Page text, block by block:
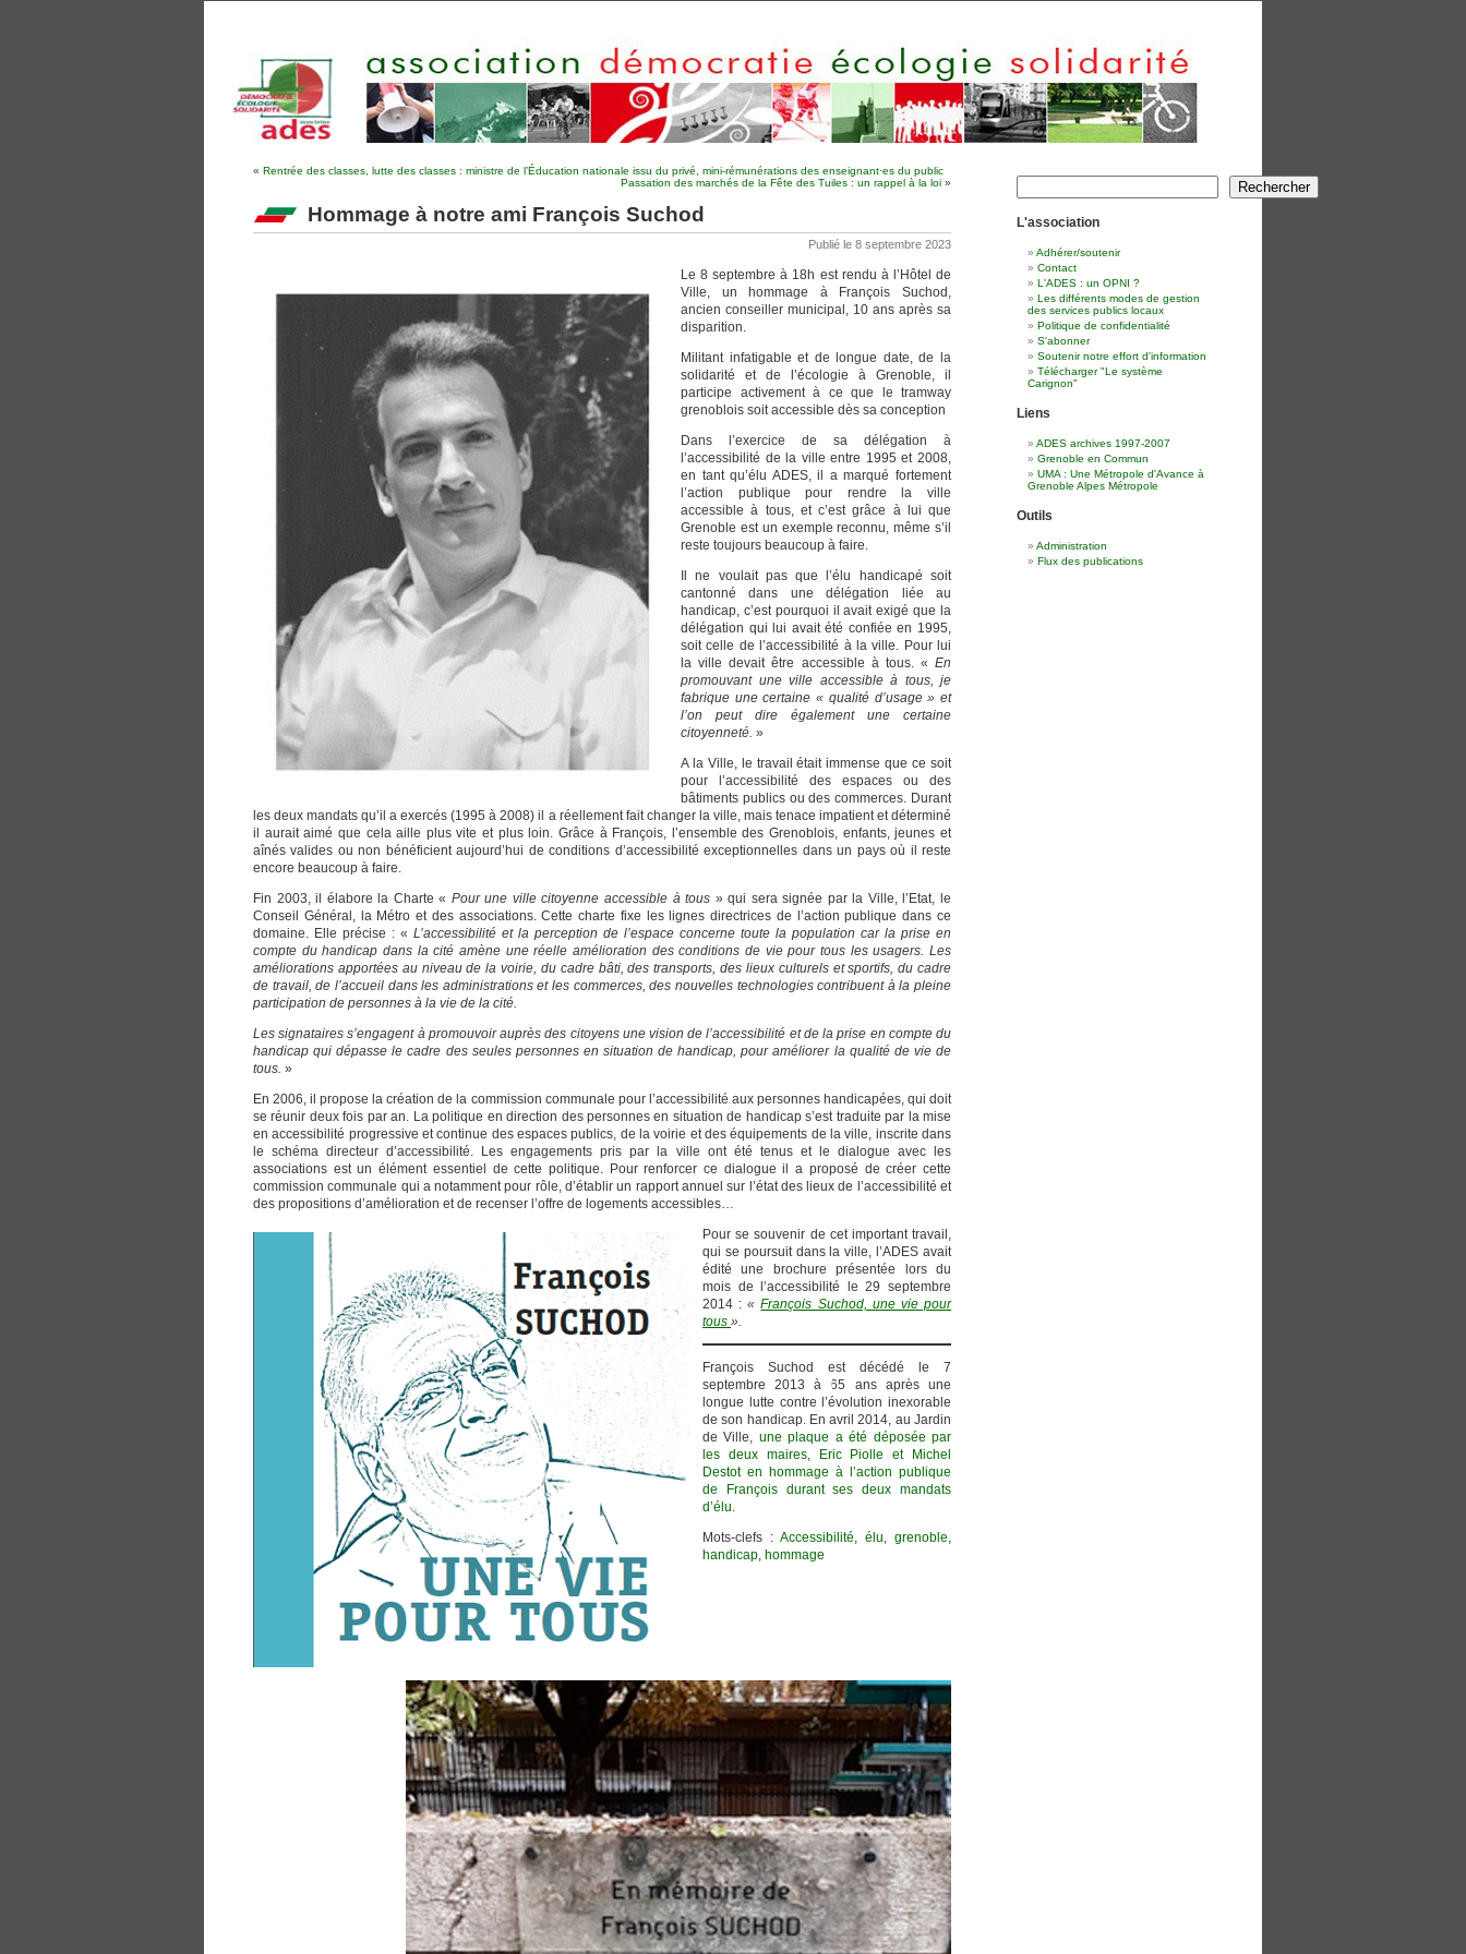
« Rentrée des classes, lutte des classes : ministre de l’Éducation nationale issu du privé, mini-rémunérations des enseignant·es du public
Passation des marchés de la Fête des Tuiles : un rappel à la loi »
Hommage à notre ami François Suchod
Publié le 8 septembre 2023
Le 8 septembre à 18h est rendu à l’Hôtel de
Ville, un hommage à François Suchod,
ancien conseiller municipal, 10 ans après sa
disparition.
Militant infatigable et de longue date, de la
solidarité et de l’écologie à Grenoble, il
participe activement à ce que le tramway
grenoblois soit accessible dès sa conception
Dans l’exercice de sa délégation à
l’accessibilité de la ville entre 1995 et 2008,
en tant qu’élu ADES, il a marqué fortement
l’action publique pour rendre la ville
accessible à tous, et c’est grâce à lui que
Grenoble est un exemple reconnu, même s’il
reste toujours beaucoup à faire.
Il ne voulait pas que l’élu handicapé soit
cantonné dans une délégation liée au
handicap, c’est pourquoi il avait exigé que la
délégation qui lui avait été confiée en 1995,
soit celle de l’accessibilité à la ville. Pour lui
la ville devait être accessible à tous. « En
promouvant une ville accessible à tous, je
fabrique une certaine « qualité d’usage » et
l’on peut dire également une certaine
citoyenneté. »
A la Ville, le travail était immense que ce soit
pour l’accessibilité des espaces ou des
bâtiments publics ou des commerces. Durant
les deux mandats qu’il a exercés (1995 à 2008) il a réellement fait changer la ville, mais tenace impatient et déterminé
il aurait aimé que cela aille plus vite et plus loin. Grâce à François, l’ensemble des Grenoblois, enfants, jeunes et
aînés valides ou non bénéficient aujourd’hui de conditions d’accessibilité exceptionnelles dans un pays où il reste
encore beaucoup à faire.
Fin 2003, il élabore la Charte « Pour une ville citoyenne accessible à tous » qui sera signée par la Ville, l’Etat, le
Conseil Général, la Métro et des associations. Cette charte fixe les lignes directrices de l’action publique dans ce
domaine. Elle précise : « L’accessibilité et la perception de l’espace concerne toute la population car la prise en
compte du handicap dans la cité amène une réelle amélioration des conditions de vie pour tous les usagers. Les
améliorations apportées au niveau de la voirie, du cadre bâti, des transports, des lieux culturels et sportifs, du cadre
de travail, de l’accueil dans les administrations et les commerces, des nouvelles technologies contribuent à la pleine
participation de personnes à la vie de la cité.
Les signataires s’engagent à promouvoir auprès des citoyens une vision de l’accessibilité et de la prise en compte du
handicap qui dépasse le cadre des seules personnes en situation de handicap, pour améliorer la qualité de vie de
tous. »
En 2006, il propose la création de la commission communale pour l’accessibilité aux personnes handicapées, qui doit
se réunir deux fois par an. La politique en direction des personnes en situation de handicap s’est traduite par la mise
en accessibilité progressive et continue des espaces publics, de la voirie et des équipements de la ville, inscrite dans
le schéma directeur d’accessibilité. Les engagements pris par la ville ont été tenus et le dialogue avec les
associations est un élément essentiel de cette politique. Pour renforcer ce dialogue il a proposé de créer cette
commission communale qui a notamment pour rôle, d’établir un rapport annuel sur l’état des lieux de l’accessibilité et
des propositions d’amélioration et de recenser l’offre de logements accessibles…
Pour se souvenir de cet important travail,
qui se poursuit dans la ville, l’ADES avait
édité une brochure présentée lors du
mois de l’accessibilité le 29 septembre
2014 :«François Suchod, une vie pour
tous ».
François Suchod est décédé le 7
septembre 2013 à 65 ans après une
longue lutte contre l’évolution inexorable
de son handicap. En avril 2014, au Jardin
de Ville, une plaque a été déposée par
les deux maires, Eric Piolle et Michel
Destot en hommage à l’action publique
de François durant ses deux mandats
d’élu.
Mots-clefs : Accessibilité, élu, grenoble,
handicap, hommage
Rechercher Rechercher
L'association
Adhérer/soutenir
Contact
L'ADES : un OPNI ?
Les différents modes de gestion
des services publics locaux
Politique de confidentialité
S'abonner
Soutenir notre effort d'information
Télécharger "Le système
Carignon"
Liens
ADES archives 1997-2007
Grenoble en Commun
UMA : Une Métropole d'Avance à
Grenoble Alpes Métropole
Outils
Administration
Flux des publications